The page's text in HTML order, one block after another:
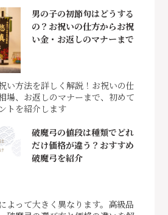
男の子の初節句はどうする
の？お祝いの仕方からお祝
い金・お返しのマナーまで
い方法を詳しく解説！お祝いの仕
場、お返しのマナーまで、初めて
トを紹介します
破魔弓の値段は種類でどれ
だけ価格が違う？おすすめ
破魔弓を紹介
よって大きく異なります。高級品